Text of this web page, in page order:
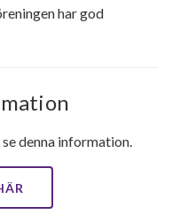
har god
denna information.